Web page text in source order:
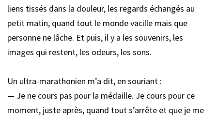
liens tissés dans la douleur, les regards échangés au
petit matin, quand tout le monde vacille mais que
personne ne lâche. Et puis, il y a les souvenirs, les
images qui restent, les odeurs, les sons.
Un ultra-marathonien m’a dit, en souriant :
— Je ne cours pas pour la médaille. Je cours pour ce
moment, juste après, quand tout s’arrête et que je me